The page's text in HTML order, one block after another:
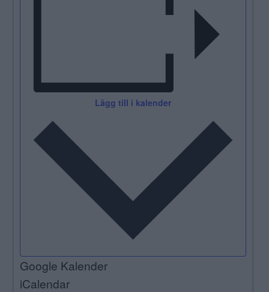
Lägg till i kalender
Google Kalender
iCalendar